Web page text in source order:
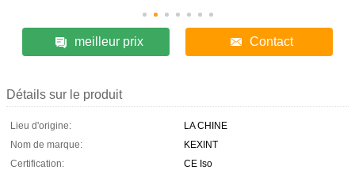
meilleur prix Contact
Détails sur le produit
Lieu d'origine:
LA CHINE
Nom de marque:
KEXINT
Certification:
CE Iso